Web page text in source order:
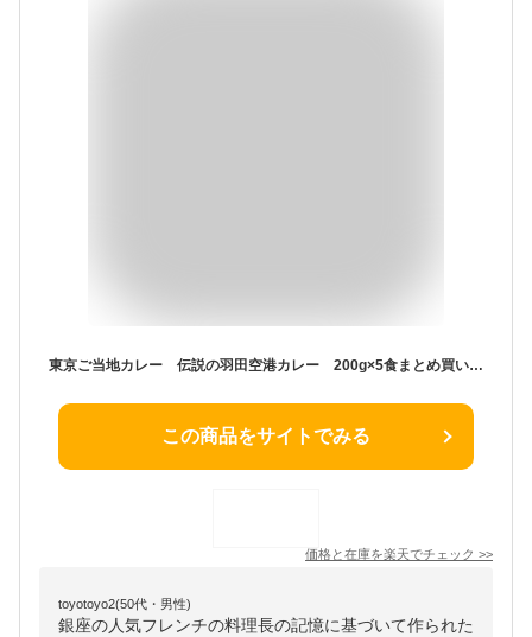
東京ご当地カレー 伝説の羽田空港カレー 200g×5食まとめ買いセット
この商品をサイトでみる
価格と在庫を楽天でチェック >>
toyotoyo2(50代・男性)
銀座の人気フレンチの料理長の記憶に基づいて作られた